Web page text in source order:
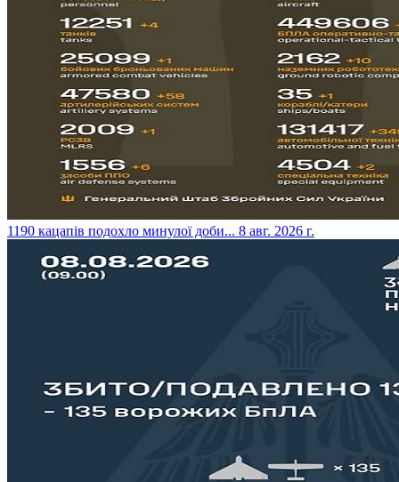
​1190 кацапів подохло минулої доби... 8 авг. 2026 г.